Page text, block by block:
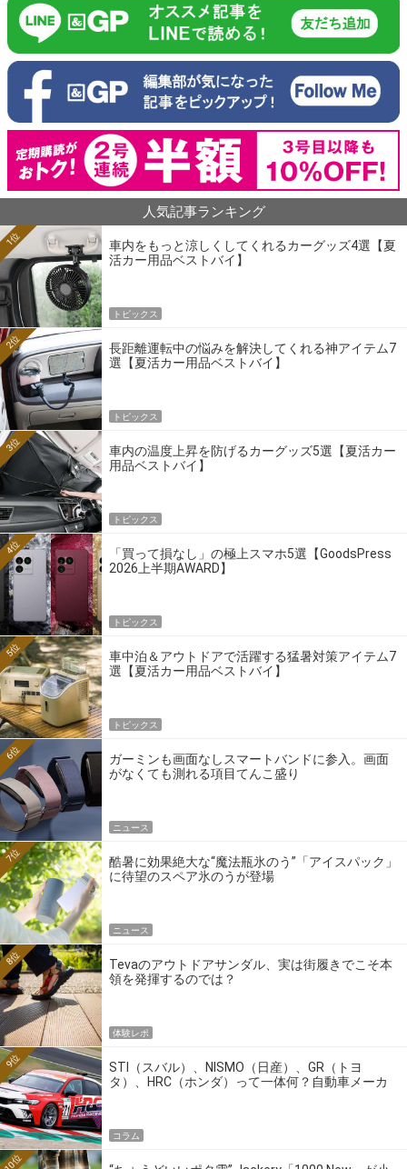
人気記事ランキング
車内をもっと涼しくしてくれるカーグッズ4選【夏
活カー用品ベストバイ】
1位
トピックス
長距離運転中の悩みを解決してくれる神アイテム7
選【夏活カー用品ベストバイ】
2位
トピックス
車内の温度上昇を防げるカーグッズ5選【夏活カー
用品ベストバイ】
3位
トピックス
「買って損なし」の極上スマホ5選【GoodsPress
2026上半期AWARD】
4位
トピックス
車中泊＆アウトドアで活躍する猛暑対策アイテム7
選【夏活カー用品ベストバイ】
5位
トピックス
ガーミンも画面なしスマートバンドに参入。画面
がなくても測れる項目てんこ盛り
6位
ニュース
酷暑に効果絶大な“魔法瓶氷のう”「アイスパック」
に待望のスペア氷のうが登場
7位
ニュース
Tevaのアウトドアサンダル、実は街履きでこそ本
領を発揮するのでは？
8位
体験レポ
STI（スバル）、NISMO（日産）、GR（トヨ
タ）、HRC（ホンダ）って一体何？自動車メーカ
9位
コラム
10位